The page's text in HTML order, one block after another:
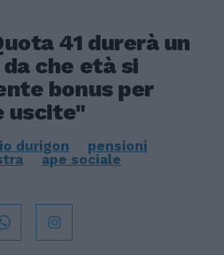
41 durerà un
che età si
bonus per
uscite"
durigon
pensioni
ape sociale